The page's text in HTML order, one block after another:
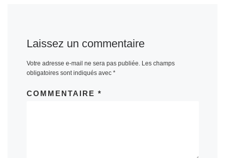
Laissez un commentaire
Votre adresse e-mail ne sera pas publiée. Les champs
obligatoires sont indiqués avec *
COMMENTAIRE *